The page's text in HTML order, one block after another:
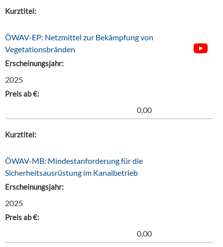
Kurztitel:
ÖWAV-EP: Netzmittel zur Bekämpfung von
Vegetationsbränden
Erscheinungsjahr:
2025
Preis ab €:
0,00
Kurztitel:
ÖWAV-MB: Mindestanforderung für die
Sicherheitsausrüstung im Kanalbetrieb
Erscheinungsjahr:
2025
Preis ab €:
0,00